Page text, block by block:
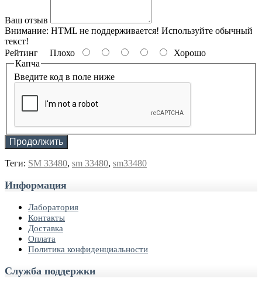
Ваш отзыв
Внимание: HTML не поддерживается! Используйте обычный
текст!
Рейтинг Плохо
Хорошо
Капча
Введите код в поле ниже
Продолжить
Теги: SM 33480, sm 33480, sm33480
Информация
Лаборатория
Контакты
Доставка
Оплата
Политика конфиденциальности
Служба поддержки